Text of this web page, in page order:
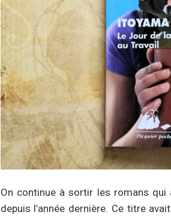
On continue à sortir les romans
depuis l’année dernière. Ce titre